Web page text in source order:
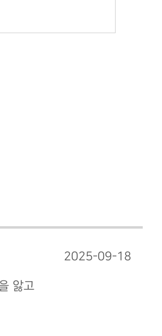
앓고
2025-09-18